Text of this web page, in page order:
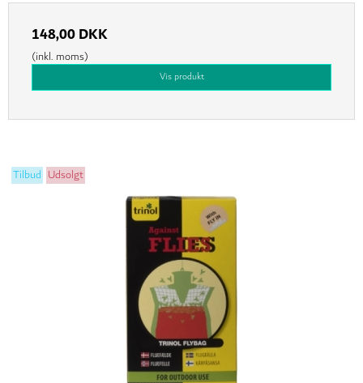
148,00 DKK
(inkl. moms)
Vis produkt
Tilbud Udsolgt